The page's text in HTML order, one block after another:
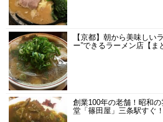
【京都】朝から美味しい
ー”できるラーメン店【ま
創業100年の老舗！昭和
堂「篠田屋」三条駅すぐ！